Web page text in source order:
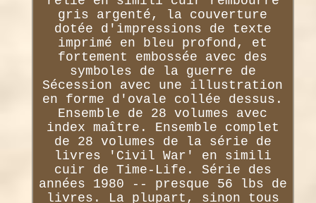
gris argenté, la couverture
dotée d'impressions de texte
imprimé en bleu profond, et
fortement embossée avec des
symboles de la guerre de
Sécession avec une illustration
en forme d'ovale collée dessus.
Ensemble de 28 volumes avec
index maître. Ensemble complet
de 28 volumes de la série de
livres 'Civil War' en simili
cuir de Time-Life. Série des
années 1980 -- presque 56 lbs de
livres. La plupart, sinon tous